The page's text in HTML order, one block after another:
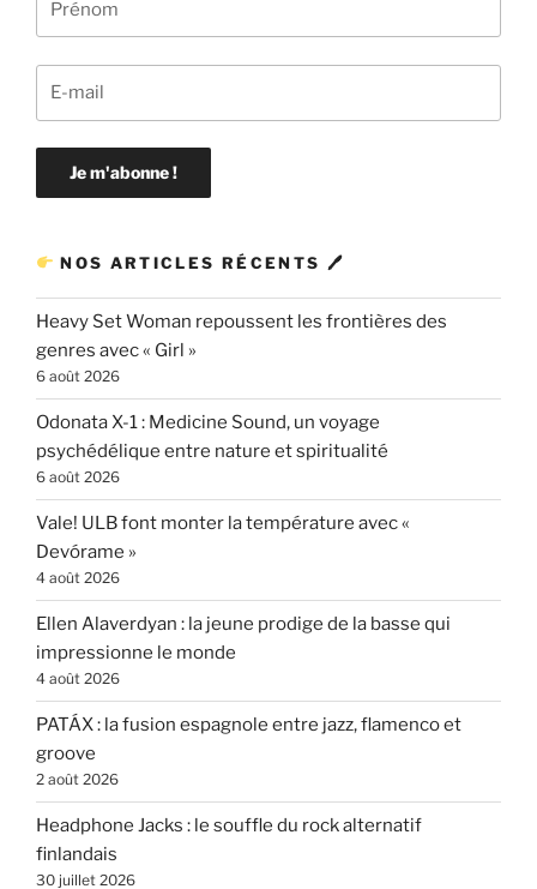
NOS ARTICLES RÉCENTS 🖊
Heavy Set Woman repoussent les frontières des
genres avec « Girl »
6 août 2026
Odonata X-1 : Medicine Sound, un voyage
psychédélique entre nature et spiritualité
6 août 2026
Vale! ULB font monter la température avec «
Devórame »
4 août 2026
Ellen Alaverdyan : la jeune prodige de la basse qui
impressionne le monde
4 août 2026
PATÁX : la fusion espagnole entre jazz, flamenco et
groove
2 août 2026
Headphone Jacks : le souffle du rock alternatif
finlandais
30 juillet 2026